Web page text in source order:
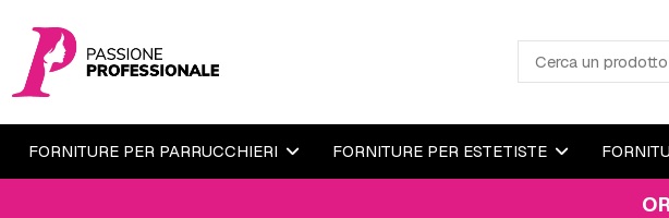
FORNITURE PER PARRUCCHIERI FORNITURE PER ESTETISTE
ORDINA